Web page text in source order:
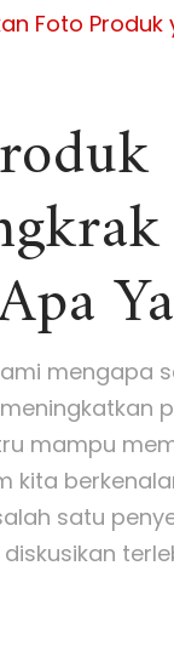
Foto
mengapa
mampu
kita
satu
diskusikan